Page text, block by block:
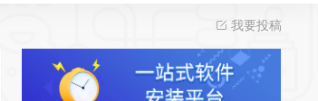
我要投稿